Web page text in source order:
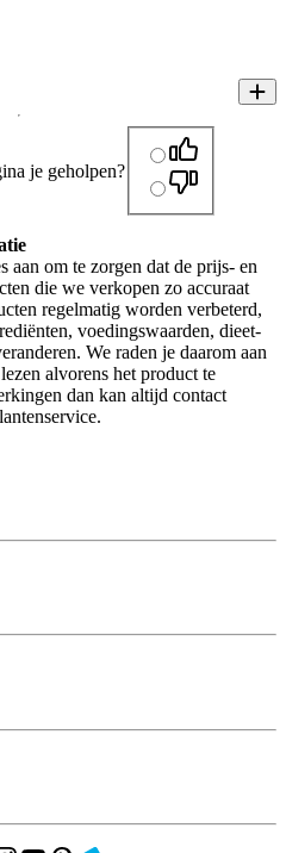
je geholpen?
om te zorgen dat de prijs- en
die we verkopen zo accuraat
regelmatig worden verbeterd,
voedingswaarden, dieet-
We raden je daarom aan
alvorens het product te
dan kan altijd contact